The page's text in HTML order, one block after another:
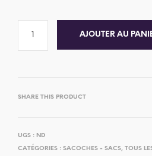
AJOUTER AU
SHARE THIS PRODUCT
UGS : ND
CATÉGORIES : SACOCHES - SACS, TOUS